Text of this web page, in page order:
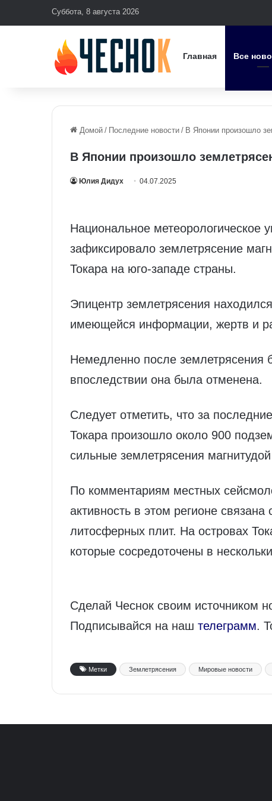
Суббота, 8 августа 2026
Главная Все
Домой / Последние новости / В Японии произошло
В Японии произошло
Юлия Дидух 04.07.2025
Национальное метеорологическое
зафиксировало землетрясение
Токара на юго-западе страны.
Эпицентр землетрясения
имеющейся информации, жертв и
Немедленно после землетрясения
впоследствии она была отменена.
Следует отметить, что за
Токара произошло около 900
сильные землетрясения
По комментариям местных
активность в этом регионе
литосферных плит. На островах
которые сосредоточены в
Сделай Чеснок своим источником
Подписывайся на наш телеграмм.
Метки Землетрясения Мировые новости